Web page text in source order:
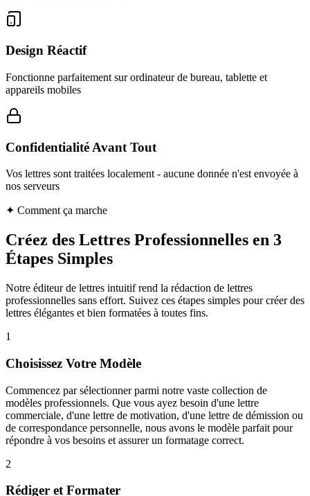
Design Réactif
Fonctionne parfaitement sur ordinateur de bureau, tablette et
appareils mobiles
Confidentialité Avant Tout
Vos lettres sont traitées localement - aucune donnée n'est envoyée à
nos serveurs
✦ Comment ça marche
Créez des Lettres Professionnelles en 3
Étapes Simples
Notre éditeur de lettres intuitif rend la rédaction de lettres
professionnelles sans effort. Suivez ces étapes simples pour créer des
lettres élégantes et bien formatées à toutes fins.
1
Choisissez Votre Modèle
Commencez par sélectionner parmi notre vaste collection de
modèles professionnels. Que vous ayez besoin d'une lettre
commerciale, d'une lettre de motivation, d'une lettre de démission ou
de correspondance personnelle, nous avons le modèle parfait pour
répondre à vos besoins et assurer un formatage correct.
2
Rédiger et Formater